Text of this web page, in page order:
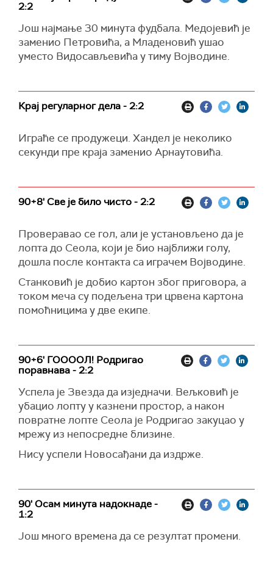
2:2
Још најмање 30 минута фудбала. Медојевић је
заменио Петровића, а Младеновић ушао
уместо Видосављевића у тиму Војводине.
Крај регуларног дела - 2:2
Играће се продужеци. Хандел је неколико
секунди пре краја заменио Арнаутовића.
90+8' Све је било чисто - 2:2
Проверавао се гол, али је установљено да је
лопта до Сеола, који је био најближи голу,
дошла после контакта са играчем Војводине.
Станковић је добио картон због приговора, а
током меча су подељена три црвена картона
помоћницима у две екипе.
90+6' ГООООЛ! Родригао
поравнава - 2:2
Успела је Звезда да изједначи. Вељковић је
убацио лопту у казнени простор, а након
повратне лопте Сеола је Родригао закуцао у
мрежу из непосредне близине.
Нису успели Новосађани да издрже.
90' Осам минута надокнаде -
1:2
Још много времена да се резултат промени.